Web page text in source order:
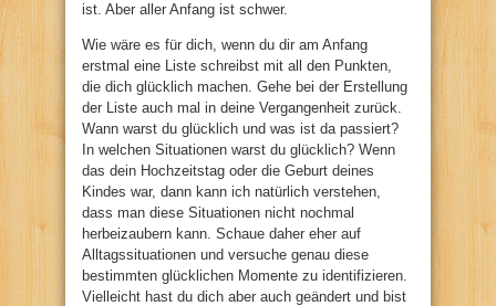
ist. Aber aller Anfang ist schwer.
Wie wäre es für dich, wenn du dir am Anfang
erstmal eine Liste schreibst mit all den Punkten,
die dich glücklich machen. Gehe bei der Erstellung
der Liste auch mal in deine Vergangenheit zurück.
Wann warst du glücklich und was ist da passiert?
In welchen Situationen warst du glücklich? Wenn
das dein Hochzeitstag oder die Geburt deines
Kindes war, dann kann ich natürlich verstehen,
dass man diese Situationen nicht nochmal
herbeizaubern kann. Schaue daher eher auf
Alltagssituationen und versuche genau diese
bestimmten glücklichen Momente zu identifizieren.
Vielleicht hast du dich aber auch geändert und bist